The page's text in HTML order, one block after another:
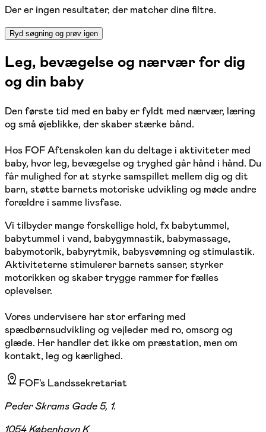
Der er ingen resultater, der matcher dine filtre.
Ryd søgning og prøv igen
Leg, bevægelse og nærvær for dig
og din baby
Den første tid med en baby er fyldt med nærvær, læring
og små øjeblikke, der skaber stærke bånd.
Hos FOF Aftenskolen kan du deltage i aktiviteter med
baby, hvor leg, bevægelse og tryghed går hånd i hånd. Du
får mulighed for at styrke samspillet mellem dig og dit
barn, støtte barnets motoriske udvikling og møde andre
forældre i samme livsfase.
Vi tilbyder mange forskellige hold, fx babytummel,
babytummel i vand, babygymnastik, babymassage,
babymotorik, babyrytmik, babysvømning og stimulastik.
Aktiviteterne stimulerer barnets sanser, styrker
motorikken og skaber trygge rammer for fælles
oplevelser.
Vores undervisere har stor erfaring med
spædbørnsudvikling og vejleder med ro, omsorg og
glæde. Her handler det ikke om præstation, men om
kontakt, leg og kærlighed.
FOF's Landssekretariat
Peder Skrams Gade 5, 1.
1054 København K